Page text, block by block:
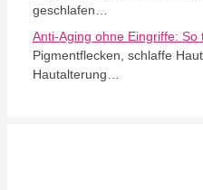
geschlafen…
Anti-Aging ohne Eingriffe: So
Pigmentflecken, schlaffe
Hautalterung…